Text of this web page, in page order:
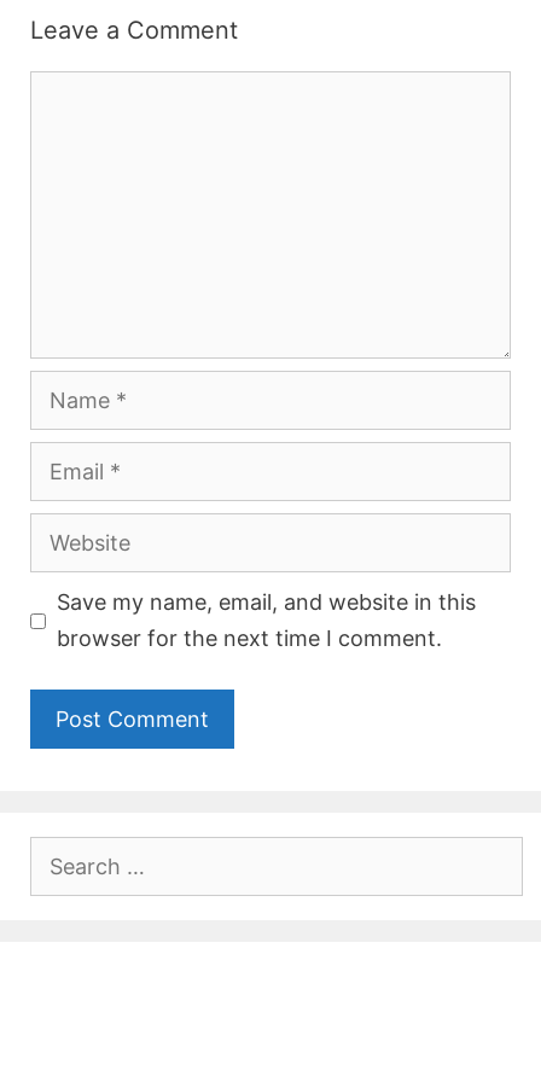
Leave a Comment
Name
Email
Website
Save my name, email, and website in this
browser for the next time I comment.
Search
for: